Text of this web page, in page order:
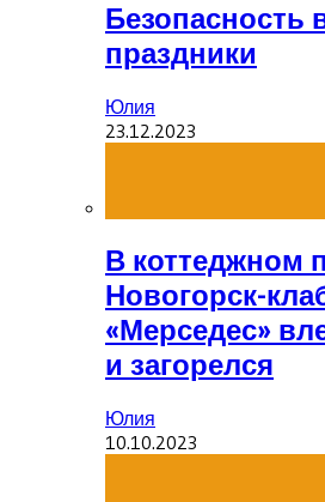
Безопасность
праздники
Юлия
23.12.2023
В коттеджном
Новогорск-
«Мерседес»
и загорелся
Юлия
10.10.2023